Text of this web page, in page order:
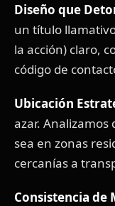
Diseño que
un título
la acción) claro,
código de
Ubicación
azar.
sea en zonas
cercanías a
Consistencia de